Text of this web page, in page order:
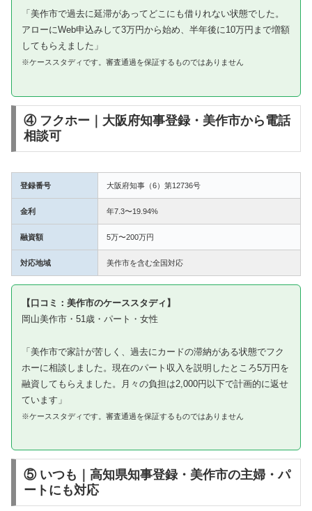
「美作市で過去に延滞があってどこにも借りれない状態でした。
アローにWeb申込みして3万円から始め、半年後に10万円まで増額
してもらえました」
※ケーススタディです。審査通過を保証するものではありません
④ フクホー｜大阪府知事登録・美作市から電話
相談可
登録番号 大阪府知事（6）第12736号
金利 年7.3〜19.94%
融資額 5万〜200万円
対応地域 美作市を含む全国対応
【口コミ：美作市のケーススタディ】
岡山美作市・51歳・パート・女性
「美作市で家計が苦しく、過去にカードの滞納がある状態でフク
ホーに相談しました。現在のパート収入を説明したところ5万円を
融資してもらえました。月々の負担は2,000円以下で計画的に返せ
ています」
※ケーススタディです。審査通過を保証するものではありません
⑤ いつも｜高知県知事登録・美作市の主婦・パ
ートにも対応